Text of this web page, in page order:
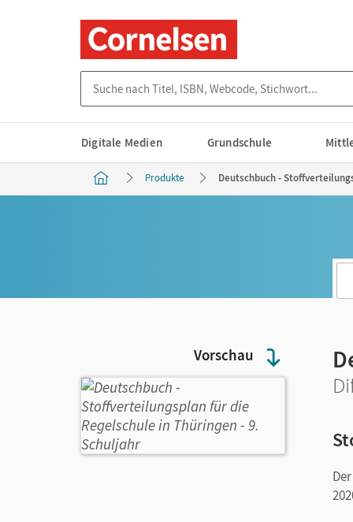
Digitale Medien Grundschule
Produkte Deutschbuch -
Vorschau